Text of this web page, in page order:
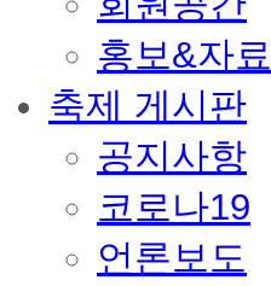
홍보&자료
축제 게시판
공지사항
코로나19
언론보도